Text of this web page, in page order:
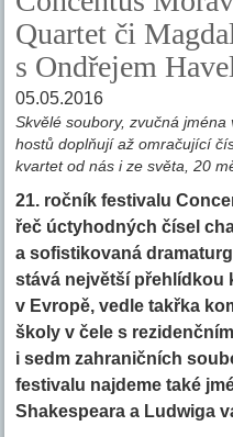
Quartet či
s Ondřejem
05.05.2016
Skvělé soubory, zvučná
hostů doplňují až omračující
kvartet od nás i ze světa, 20
21. ročník festivalu
řeč úctyhodných čísel
a sofistikovaná
stává největší přehlídkou
v Evropě, vedle takřka
školy v čele s
i sedm zahraničních
festivalu najdeme také
Shakespeara a Ludwiga